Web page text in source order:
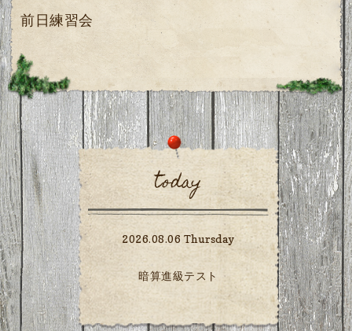
前日練習会
today
2026.08.06 Thursday
暗算進級テスト